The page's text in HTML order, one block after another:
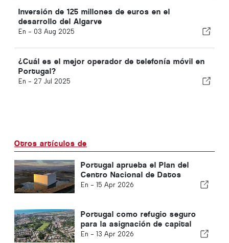
Inversión de 125 millones de euros en el
desarrollo del Algarve
En - 03 Aug 2025
¿Cuál es el mejor operador de telefonía móvil en
Portugal?
En - 27 Jul 2025
Otros artículos de
Portugal aprueba el Plan del
Centro Nacional de Datos
En - 15 Apr 2026
Portugal como refugio seguro
para la asignación de capital
En - 13 Apr 2026